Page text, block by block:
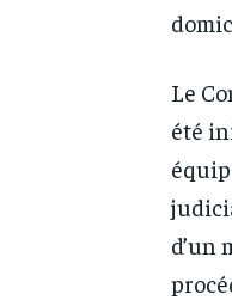
Le
été
d’un